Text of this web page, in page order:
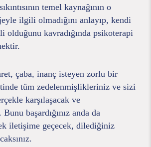
temel kaynağının o
ilgili olmadığını anlayıp, kendi
olduğunu kavradığında psikoterapi
çaba, inanç isteyen zorlu bir
tüm zedelenmişlikleriniz ve sizi
karşılaşacak ve
başardığınız anda da
iletişime geçecek, dilediğiniz